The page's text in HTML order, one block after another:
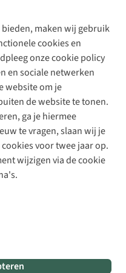
maken wij gebruik
cookies en
onze cookie policy
en sociale netwerken
website om je
de website te tonen.
ga je hiermee
te vragen, slaan wij je
voor twee jaar op.
wijzigen via de cookie
Algemene voorwaarden